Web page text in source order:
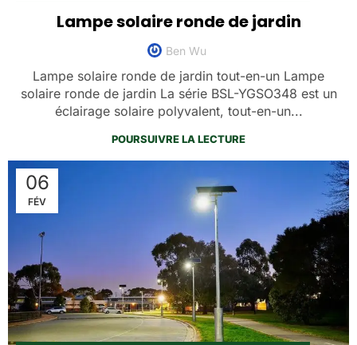
Lampe solaire ronde de jardin
Ben Wu
Lampe solaire ronde de jardin tout-en-un Lampe
solaire ronde de jardin La série BSL-YGSO348 est un
éclairage solaire polyvalent, tout-en-un...
POURSUIVRE LA LECTURE
06
FÉV